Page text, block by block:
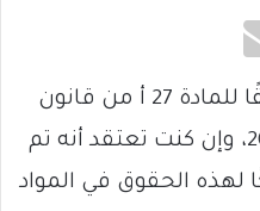
يتم الاستخدام المواد وفقًا للمادة 27 أ من قانون
حقوق التأليف والنشر 2007، وإن كنت تعتقد أنه تم
الحقوق في المواد